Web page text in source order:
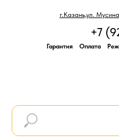
г.Казань,ул.
+7
Гарантия Оплата